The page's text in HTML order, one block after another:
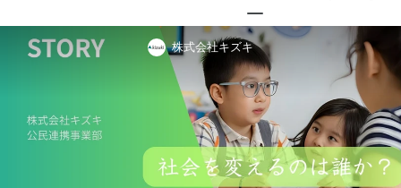
株式会社キズキ